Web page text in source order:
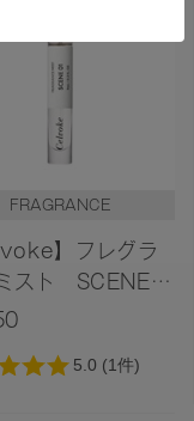
FRAGRANCE
】フレグラ
スト SCENE
）の香り